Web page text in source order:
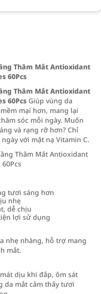
Thâm Mắt Antioxidant
60Pcs
Thâm Mắt Antioxidant
60Pcs Giúp vùng da
mại hơn, mang lại
sóc mỗi ngày. Muốn
và rạng rỡ hơn? Chỉ
với mặt nạ Vitamin C.
tươi sáng hơn
nhẹ
dễ chịu
lợi sử dụng
nhẹ nhàng, hỗ trợ mang
mắt.
dịu khi đắp, ôm sát
da mắt cảm thấy tươi